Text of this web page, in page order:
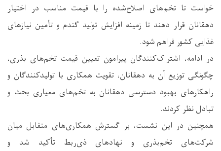
خواست تا تخم‌های اصلاح‌شده را با قیمت مناسب در اختیار
دهقانان قرار دهند تا زمینه افزایش تولید گندم و تأمین نیازهای
غذایی کشور فراهم شود.
در ادامه، اشتراک‌کنندگان پیرامون تعیین قیمت تخم‌های بذری،
چگونگی توزیع آن به دهقانان، تقویت همکاری با تولیدکنندگان و
راهکارهای بهبود دسترسی دهقانان به تخم‌های معیاری بحث و
تبادل نظر کردند.
همچنین در این نشست، بر گسترش همکاری‌های متقابل میان
شرکت‌های تخم‌بذری و نهادهای ذی‌ربط تأکید شد و